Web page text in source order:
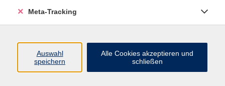
Keine passenden Kurse gefunden.
Meta-Tracking
Auswahl
speichern
Alle Cookies akzeptieren und
schließen